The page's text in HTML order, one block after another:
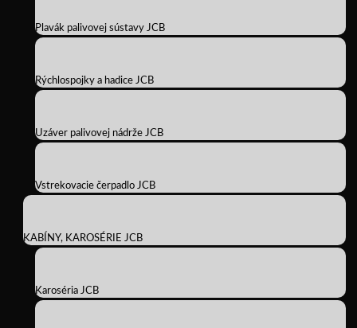
Plavák palivovej sústavy JCB
Rýchlospojky a hadice JCB
Uzáver palivovej nádrže JCB
Vstrekovacie čerpadlo JCB
KABÍNY, KAROSÉRIE JCB
Karoséria JCB